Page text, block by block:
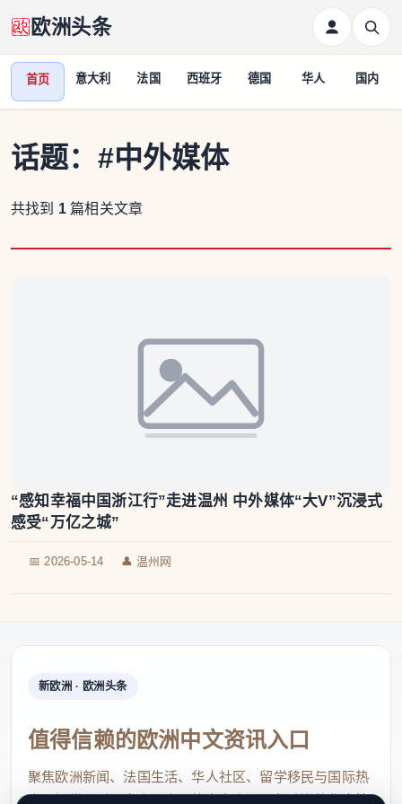
欧洲头条
首页 意大利 法国 西班牙 德国 华人 国内
话题： #中外媒体
共找到 1 篇相关文章
“感知幸福中国浙江行”走进温州 中外媒体“大V”沉浸式
感受“万亿之城”
📅 2026-05-14 👤 温州网
新欧洲 · 欧洲头条
值得信赖的欧洲中文资讯入口
聚焦欧洲新闻、法国生活、华人社区、留学移民与国际热
点，提供及时、真实、实用的中文资讯，帮助海外华人快